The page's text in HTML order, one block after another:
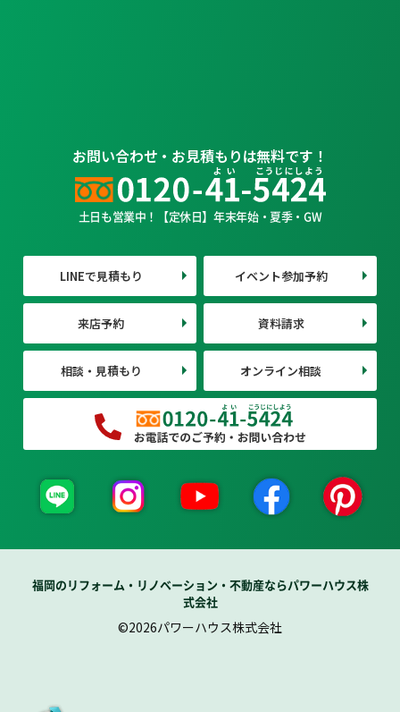
お問い合わせ・お見積もりは無料です！
土日も営業中！【定休日】年末年始・夏季・GW
LINEで見積もり イベント参加予約
来店予約 資料請求
相談・見積もり オンライン相談
福岡のリフォーム・リノベーション・不動産ならパワーハウス株
式会社
©2026パワーハウス株式会社